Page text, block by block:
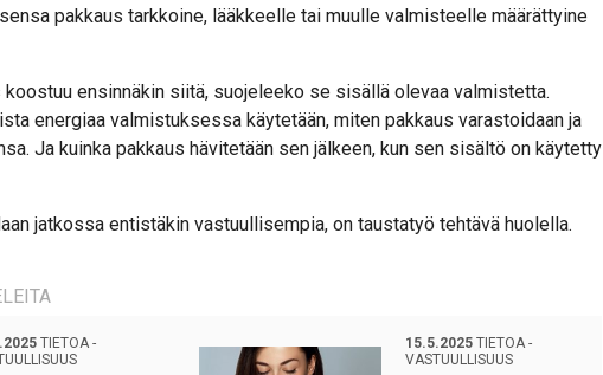
pakkaus tarkkoine, lääkkeelle tai muulle valmisteelle määrättyine
ensinnäkin siitä, suojeleeko se sisällä olevaa valmistetta.
energiaa valmistuksessa käytetään, miten pakkaus varastoidaan ja
Ja kuinka pakkaus hävitetään sen jälkeen, kun sen sisältö on käytetty
jatkossa entistäkin vastuullisempia, on taustatyö tehtävä huolella.
TIETOA -
15.5.2025 TIETOA -
VASTUULLISUUS